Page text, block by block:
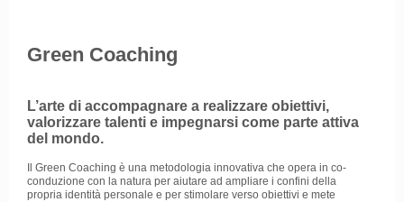
Green Coaching
L’arte di accompagnare a realizzare obiettivi,
valorizzare talenti e impegnarsi come parte attiva
del mondo.
Il Green Coaching è una metodologia innovativa che opera in co-
conduzione con la natura per aiutare ad ampliare i confini della
propria identità personale e per stimolare verso obiettivi e mete